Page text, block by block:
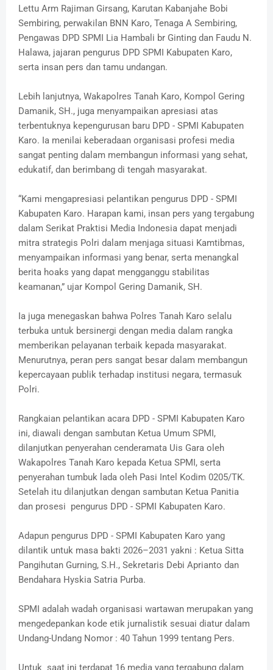
Lettu Arm Rajiman Girsang, Karutan Kabanjahe Bobi
Sembiring, perwakilan BNN Karo, Tenaga A Sembiring,
Pengawas DPD SPMI Lia Hambali br Ginting dan Faudu N.
Halawa, jajaran pengurus DPD SPMI Kabupaten Karo,
serta insan pers dan tamu undangan.
Lebih lanjutnya, Wakapolres Tanah Karo, Kompol Gering
Damanik, SH., juga menyampaikan apresiasi atas
terbentuknya kepengurusan baru DPD - SPMI Kabupaten
Karo. Ia menilai keberadaan organisasi profesi media
sangat penting dalam membangun informasi yang sehat,
edukatif, dan berimbang di tengah masyarakat.
“Kami mengapresiasi pelantikan pengurus DPD - SPMI
Kabupaten Karo. Harapan kami, insan pers yang tergabung
dalam Serikat Praktisi Media Indonesia dapat menjadi
mitra strategis Polri dalam menjaga situasi Kamtibmas,
menyampaikan informasi yang benar, serta menangkal
berita hoaks yang dapat mengganggu stabilitas
keamanan,” ujar Kompol Gering Damanik, SH.
Ia juga menegaskan bahwa Polres Tanah Karo selalu
terbuka untuk bersinergi dengan media dalam rangka
memberikan pelayanan terbaik kepada masyarakat.
Menurutnya, peran pers sangat besar dalam membangun
kepercayaan publik terhadap institusi negara, termasuk
Polri.
Rangkaian pelantikan acara DPD - SPMI Kabupaten Karo
ini, diawali dengan sambutan Ketua Umum SPMI,
dilanjutkan penyerahan cenderamata Uis Gara oleh
Wakapolres Tanah Karo kepada Ketua SPMI, serta
penyerahan tumbuk lada oleh Pasi Intel Kodim 0205/TK.
Setelah itu dilanjutkan dengan sambutan Ketua Panitia
dan prosesi pengurus DPD - SPMI Kabupaten Karo.
Adapun pengurus DPD - SPMI Kabupaten Karo yang
dilantik untuk masa bakti 2026–2031 yakni : Ketua Sitta
Pangihutan Gurning, S.H., Sekretaris Debi Aprianto dan
Bendahara Hyskia Satria Purba.
SPMI adalah wadah organisasi wartawan merupakan yang
mengedepankan kode etik jurnalistik sesuai diatur dalam
Undang-Undang Nomor : 40 Tahun 1999 tentang Pers.
Untuk saat ini terdapat 16 media yang tergabung dalam